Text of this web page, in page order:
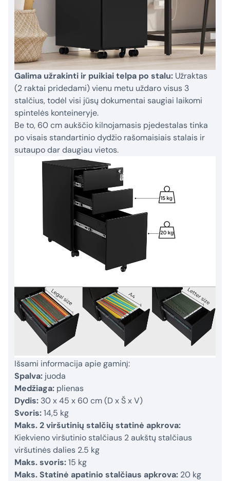
Galima užrakinti ir puikiai telpa po stalu: Užraktas
(2 raktai pridedami) vienu metu uždaro visus 3
stalčius, todėl visi jūsų dokumentai saugiai laikomi
spintelės konteineryje.
Be to, 60 cm aukščio kilnojamasis pjedestalas tinka
po visais standartinio dydžio rašomaisiais stalais ir
sutaupo dar daugiau vietos.
Išsami informacija apie gaminį:
Spalva: juoda
Medžiaga: plienas
Dydis: 30 x 45 x 60 cm (D x Š x V)
Svoris:14,5 kg
Maks. 2 viršutinių stalčių statinė apkrova:
Kiekvieno viršutinio stalčiaus 2 aukštų stalčiaus
viršutinės dalies 2.5 kg
Maks. svoris:15 kg
Maks. Statinė apatinio stalčiaus apkrova: 20 kg